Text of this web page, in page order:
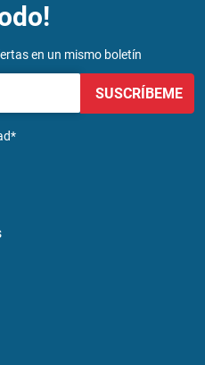
en un mismo boletín
SUSCRÍBEME